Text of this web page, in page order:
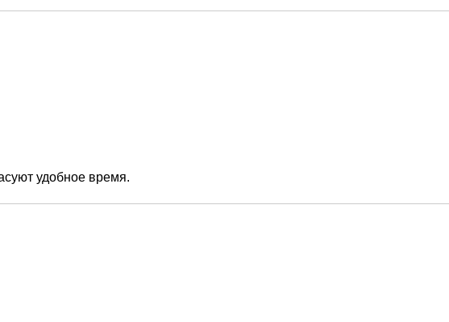
удобное время.